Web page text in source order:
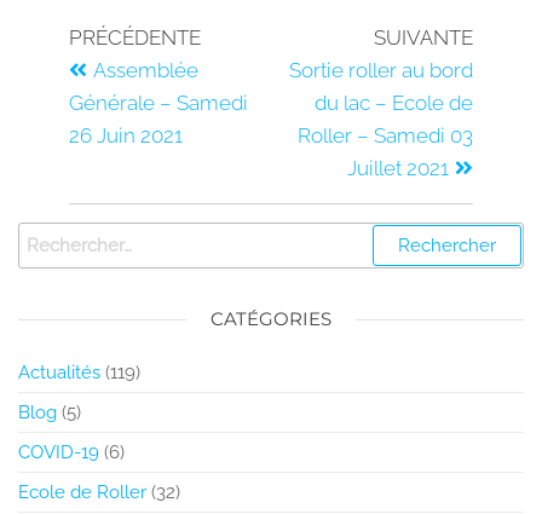
PRÉCÉDENTE
Assemblée
Générale – Samedi
26 Juin 2021
SUIVANTE
Sortie roller au bord
du lac – Ecole de
Roller – Samedi 03
Juillet 2021
CATÉGORIES
Actualités (119)
Blog (5)
COVID-19 (6)
Ecole de Roller (32)